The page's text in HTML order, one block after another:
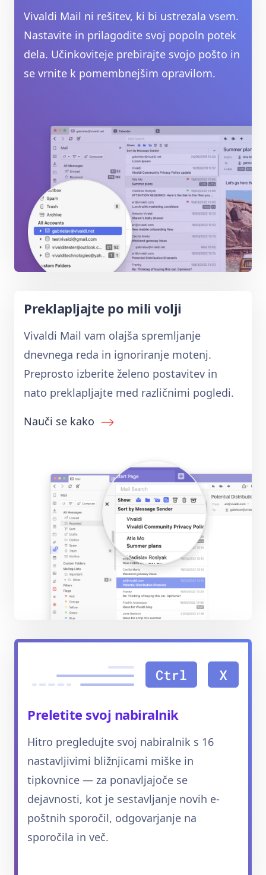
Vivaldi Mail ni rešitev, ki bi ustrezala vsem.
Nastavite in prilagodite svoj popoln potek
dela. Učinkoviteje prebirajte svojo pošto in
se vrnite k pomembnejšim opravilom.
Preklapljajte po mili volji
Vivaldi Mail vam olajša spremljanje
dnevnega reda in ignoriranje motenj.
Preprosto izberite želeno postavitev in
nato preklapljajte med različnimi pogledi.
Nauči se kako
Preletite svoj nabiralnik
Hitro pregledujte svoj nabiralnik s 16
nastavljivimi bližnjicami miške in
tipkovnice — za ponavljajoče se
dejavnosti, kot je sestavljanje novih e-
poštnih sporočil, odgovarjanje na
sporočila in več.